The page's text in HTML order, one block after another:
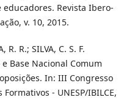
Revista Ibero-
v. 10, 2015.
R. R.; SILVA, C. S. F.
Base Nacional Comum
In: III Congresso
- UNESP/IBILCE,